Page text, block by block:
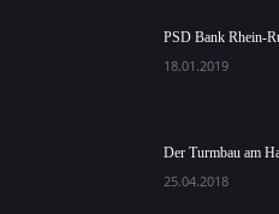
PSD Bank Rhein-
18.01.2019
Der Turmbau am
25.04.2018